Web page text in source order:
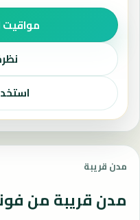
مواقيت
نظرة 7
مدن قريبة
مدن قريبة من